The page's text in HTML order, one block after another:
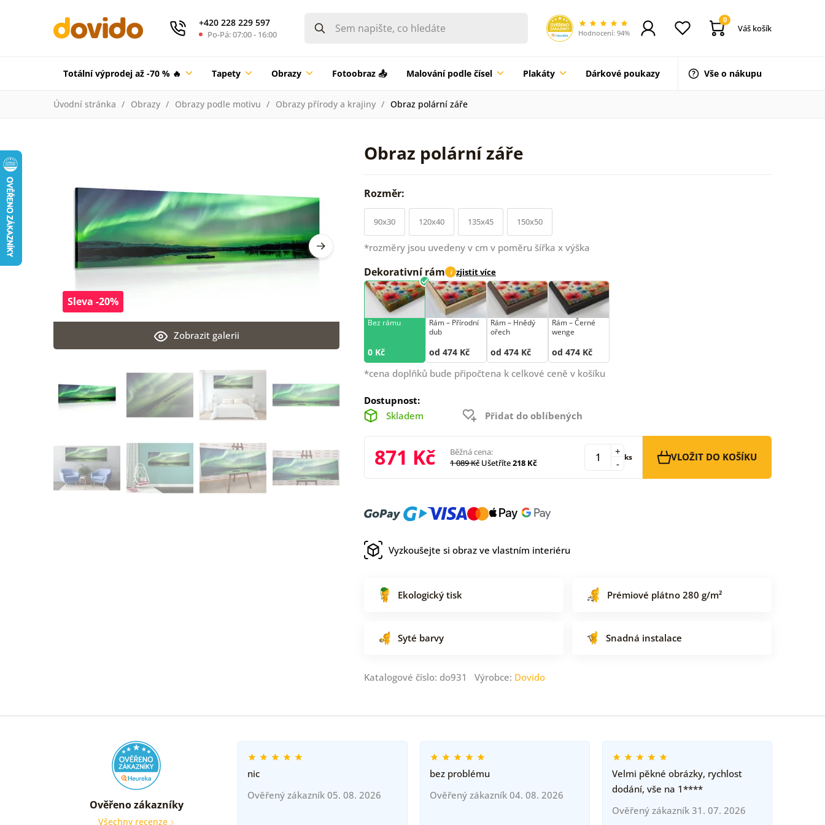
+420 228 229 597
Po-Pá: 07:00 - 16:00 Hodnocení: 94%
0
Váš košík
Totální výprodej až -70 % 🔥 Tapety Obrazy Fotoobraz 📤 Malování podle čísel Plakáty Dárkové poukazy Vše o nákupu
Úvodní stránka Obrazy Obrazy podle motivu Obrazy přírody a krajiny Obraz polární záře
Obraz polární záře
Zobrazit galerii
Sleva -20%
Rozměr:
90x30 120x40 135x45 150x50
*rozměry jsou uvedeny v cm v poměru šířka x výška
Dekorativní rám i zjistit více
Bez rámu
0 Kč
Rám –⁠⁠⁠⁠⁠⁠ Přírodní
dub
od 474 Kč
Rám –⁠⁠⁠⁠⁠⁠ Hnědý
ořech
od 474 Kč
Rám –⁠⁠⁠⁠⁠⁠ Černé
wenge
od 474 Kč
*cena doplňků bude připočtena k celkové ceně v košíku
Dostupnost:
Skladem
Přidat do oblíbených
871 Kč
Běžná cena:
1 089 Kč Ušetříte218 Kč -
+ ks VLOŽIT DO KOŠÍKU
Vyzkoušejte si obraz ve vlastním interiéru
Ekologický tisk Prémiové plátno 280 g/m²
Syté barvy Snadná instalace
Katalogové číslo: do931 Výrobce: Dovido
Ověřeno zákazníky
Všechny recenze
nic
Ověřený zákazník 05. 08. 2026
bez problému
Ověřený zákazník 04. 08. 2026
Velmi pěkné obrázky, rychlost
dodání, vše na 1****
Ověřený zákazník 31. 07. 2026